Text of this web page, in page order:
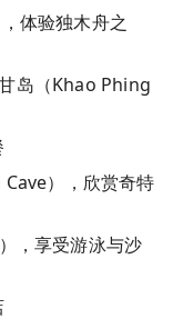
体验独木舟之
岛（Khao Phing
），欣赏奇特
，享受游泳与沙